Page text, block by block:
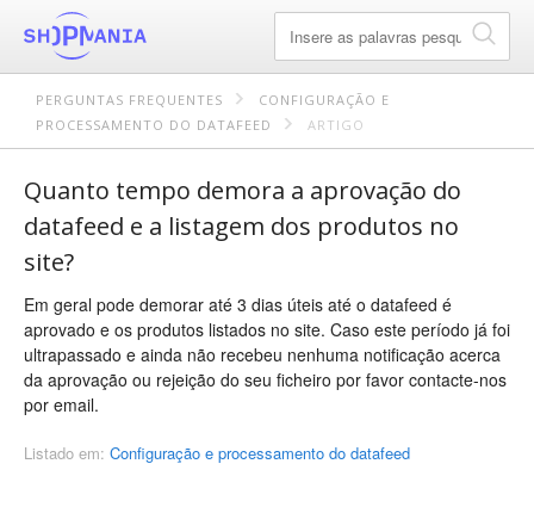
PERGUNTAS FREQUENTES
CONFIGURAÇÃO E
PROCESSAMENTO DO DATAFEED
ARTIGO
Quanto tempo demora a aprovação do
datafeed e a listagem dos produtos no
site?
Em geral pode demorar até 3 dias úteis até o datafeed é
aprovado e os produtos listados no site. Caso este período já foi
ultrapassado e ainda não recebeu nenhuma notificação acerca
da aprovação ou rejeição do seu ficheiro por favor contacte-nos
por email.
Listado em: Configuração e processamento do datafeed